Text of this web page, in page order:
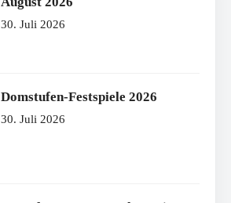
30. Juli 2026
Domstufen-Festspiele 2026
30. Juli 2026